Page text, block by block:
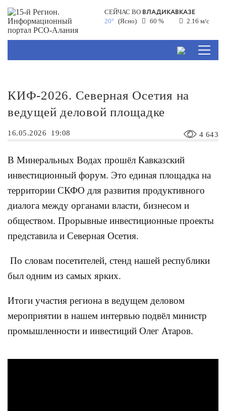
СЕЙЧАС ВО ВЛАДИКАВКАЗЕ
20° (Ясно) 60 % 2.16 м/с
КИФ-2026. Северная Осетия на
ведущей деловой площадке
16.05.2026 19:08 4 643
В Минеральных Водах прошёл Кавказский
инвестиционный форум. Это единая площадка на
территории СКФО для развития продуктивного
диалога между органами власти, бизнесом и
обществом. Прорывные инвестиционные проекты
представила и Северная Осетия.
По словам посетителей, стенд нашей республики
был одним из самых ярких.
Итоги участия региона в ведущем деловом
мероприятии в нашем интервью подвёл министр
промышленности и инвестиций Олег Атаров.